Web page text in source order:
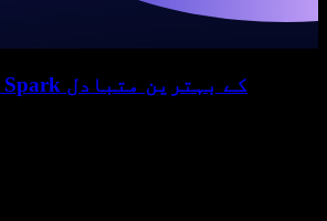
2026 میں Gemini Spark کے بہترین متبادل